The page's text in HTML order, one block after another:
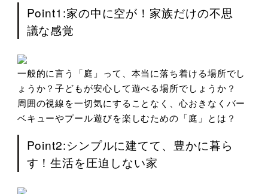
Point1:家の中に空が！家族だけの不思
議な感覚
一般的に言う「庭」って、本当に落ち着ける場所でし
ょうか？子どもが安心して遊べる場所でしょうか？
周囲の視線を一切気にすることなく、心おきなくバー
ベキューやプール遊びを楽しむための「庭」とは？
Point2:シンプルに建てて、豊かに暮ら
す！生活を圧迫しない家